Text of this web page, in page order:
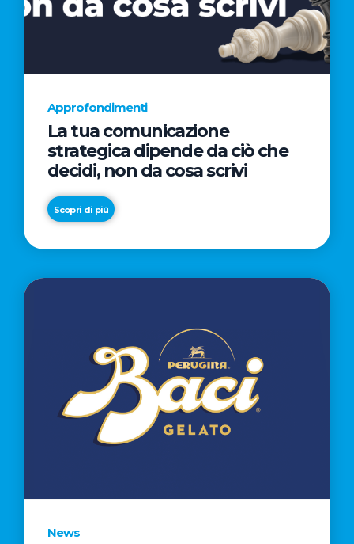
AL
CINEMA
NELLA
CAMPAGNA
REGISTA
PREMIO
OSCAR®
Approfondimenti
La tua comunicazione
strategica dipende da ciò che
decidi, non da cosa scrivi
Scopri di più
News